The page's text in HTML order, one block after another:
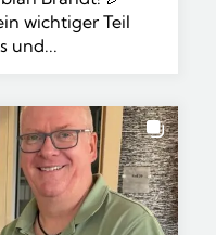
wichtiger Teil
und...